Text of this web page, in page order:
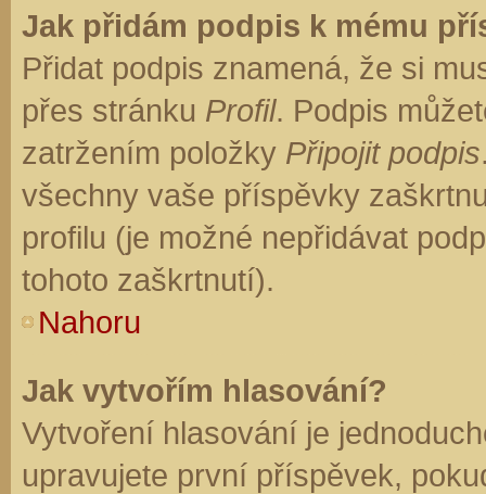
Jak přidám podpis k mému
Přidat podpis znamená, že si
přes stránku Profil. Podpis
zatržením položky Připojit podpis
všechny vaše příspěvky
profilu (je možné nepřidávat
tohoto zaškrtnutí).
Nahoru
Jak vytvořím hlasování?
Vytvoření hlasování je
upravujete první příspěvek,